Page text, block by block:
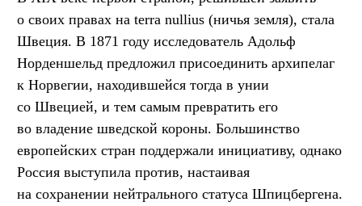
о своих правах на terra nullius (ничья земля), стала
Швеция. В 1871 году исследователь Адольф
Норденшельд предложил присоединить архипелаг
к Норвегии, находившейся тогда в унии
со Швецией, и тем самым превратить его
во владение шведской короны. Большинство
европейских стран поддержали инициативу, однако
Россия выступила против, настаивая
на сохранении нейтрального статуса Шпицбергена.